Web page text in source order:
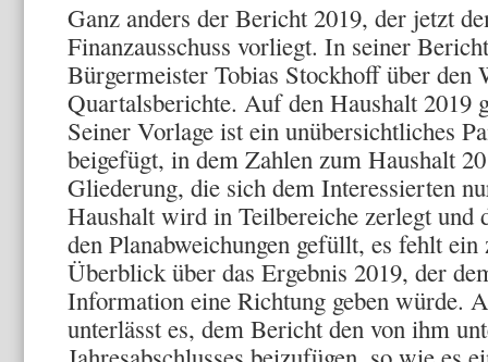
Ganz anders der Bericht 2019, der jetzt
Finanzausschuss vorliegt. In seiner
Bürgermeister Tobias Stockhoff über den
Quartalsberichte. Auf den Haushalt 2019
Seiner Vorlage ist ein unübersichtliches
beigefügt, in dem Zahlen zum Haushalt
Gliederung, die sich dem Interessierten
Haushalt wird in Teilbereiche zerlegt und
den Planabweichungen gefüllt, es fehlt ein
Überblick über das Ergebnis 2019, der
Information eine Richtung geben würde.
unterlässt es, dem Bericht den von ihm